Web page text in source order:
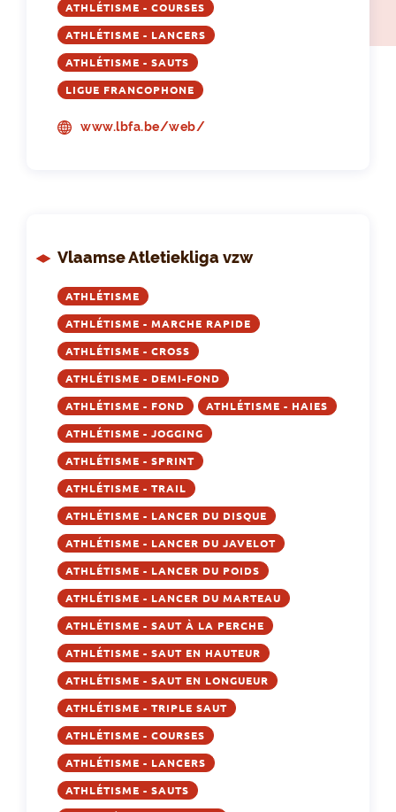
ATHLÉTISME - COURSES
ATHLÉTISME - LANCERS
ATHLÉTISME - SAUTS
LIGUE FRANCOPHONE
www.lbfa.be/web/
Vlaamse Atletiekliga vzw
ATHLÉTISME
ATHLÉTISME - MARCHE RAPIDE
ATHLÉTISME - CROSS
ATHLÉTISME - DEMI-FOND
ATHLÉTISME - FOND ATHLÉTISME - HAIES
ATHLÉTISME - JOGGING
ATHLÉTISME - SPRINT
ATHLÉTISME - TRAIL
ATHLÉTISME - LANCER DU DISQUE
ATHLÉTISME - LANCER DU JAVELOT
ATHLÉTISME - LANCER DU POIDS
ATHLÉTISME - LANCER DU MARTEAU
ATHLÉTISME - SAUT À LA PERCHE
ATHLÉTISME - SAUT EN HAUTEUR
ATHLÉTISME - SAUT EN LONGUEUR
ATHLÉTISME - TRIPLE SAUT
ATHLÉTISME - COURSES
ATHLÉTISME - LANCERS
ATHLÉTISME - SAUTS